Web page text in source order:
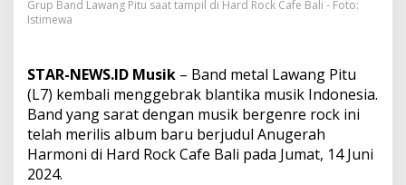
i
r
n
y
a
L
u
Grup Band Lawang Pitu saat tampil di Hard Rock Cafe Bali - Foto:
Istimewa
STAR-NEWS.ID Musik – Band metal Lawang Pitu
(L7) kembali menggebrak blantika musik Indonesia.
Band yang sarat dengan musik bergenre rock ini
telah merilis album baru berjudul Anugerah
Harmoni di Hard Rock Cafe Bali pada Jumat, 14 Juni
2024.